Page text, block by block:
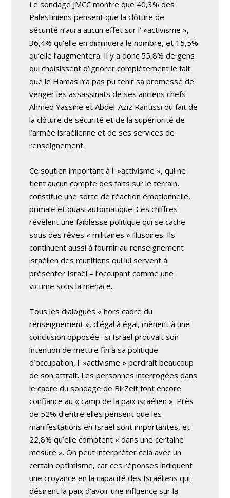
Le sondage JMCC montre que 40,3% des
Palestiniens pensent que la clôture de
sécurité n’aura aucun effet sur l' »activisme »,
36,4% qu’elle en diminuera le nombre, et 15,5%
qu’elle l’augmentera. Il y a donc 55,8% de gens
qui choisissent d’ignorer complètement le fait
que le Hamas n’a pas pu tenir sa promesse de
venger les assassinats de ses anciens chefs
Ahmed Yassine et Abdel-Aziz Rantissi du fait de
la clôture de sécurité et de la supériorité de
l’armée israélienne et de ses services de
renseignement.
Ce soutien important à l' »activisme », qui ne
tient aucun compte des faits sur le terrain,
constitue une sorte de réaction émotionnelle,
primale et quasi automatique. Ces chiffres
révèlent une faiblesse politique qui se cache
sous des rêves « militaires » illusoires. Ils
continuent aussi à fournir au renseignement
israélien des munitions qui lui servent à
présenter Israël – l’occupant comme une
victime sous la menace.
Tous les dialogues « hors cadre du
renseignement », d’égal à égal, mènent à une
conclusion opposée : si Israël prouvait son
intention de mettre fin à sa politique
d’occupation, l' »activisme » perdrait beaucoup
de son attrait. Les personnes interrogées dans
le cadre du sondage de BirZeit font encore
confiance au « camp de la paix israélien ». Près
de 52% d’entre elles pensent que les
manifestations en Israël sont importantes, et
22,8% qu’elle comptent « dans une certaine
mesure ». On peut interpréter cela avec un
certain optimisme, car ces réponses indiquent
une croyance en la capacité des Israéliens qui
désirent la paix d’avoir une influence sur la